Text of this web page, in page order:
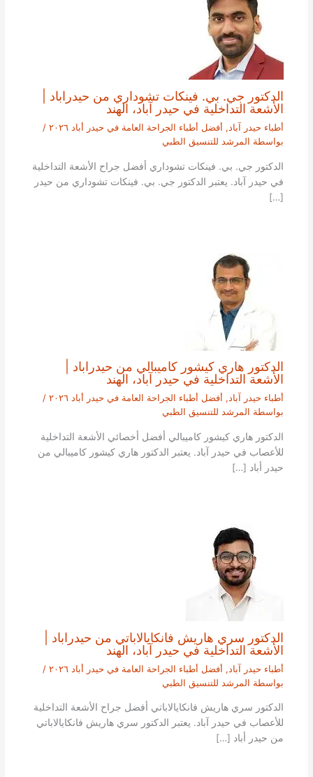
الدكتور جي. بي. فينكات تشوداري من حيدراباد |
الأشعة التداخلية في حيدر آباد، الهند
أطباء حيدر آباد, أفضل أطباء الجراحة العامة في حيدر أباد ٢٠٢٦
/
بواسطة المرشد للتنسيق الطبي
الدكتور جي. بي. فينكات تشوداري أفضل جراح الأشعة التداخلية
في حيدر آباد. يعتبر الدكتور جي. بي. فينكات تشوداري من حيدر
[…]
الدكتور هاري كيشور كاميبالي من حيدراباد |
الأشعة التداخلية في حيدر آباد، الهند
أطباء حيدر آباد, أفضل أطباء الجراحة العامة في حيدر أباد ٢٠٢٦
/
بواسطة المرشد للتنسيق الطبي
الدكتور هاري كيشور كاميبالي أفضل أخصائي الأشعة التداخلية
للأعصاب في حيدر آباد. يعتبر الدكتور هاري كيشور كاميبالي من
حيدر أباد […]
الدكتور سري هاريش فانكايالاباتي من حيدراباد |
الأشعة التداخلية في حيدر آباد، الهند
أطباء حيدر آباد , أفضل أطباء الجراحة العامة في حيدر أباد ٢٠٢٦
/
بواسطة المرشد للتنسيق الطبي
الدكتور سري هاريش فانكايالاباتي أفضل جراح الأشعة التداخلية
للأعصاب في حيدر آباد. يعتبر الدكتور سري هاريش فانكايالاباتي
من حيدر أباد […]